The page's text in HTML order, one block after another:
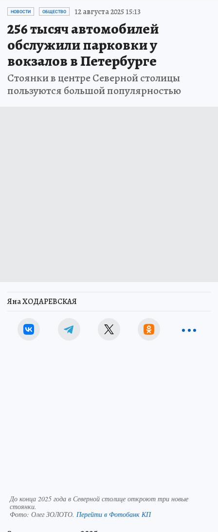
НОВОСТИ ОБЩЕСТВО 12 августа 2025 15:13
256 тысяч автомобилей
обслужили парковки у
вокзалов в Петербурге
Стоянки в центре Северной столицы
пользуются большой популярностью
Яна ХОДАРЕВСКАЯ
До конца 2025 года в Северной столице откроют три новые
стоянки.
Фото: Олег ЗОЛОТО. Перейти в Фотобанк КП